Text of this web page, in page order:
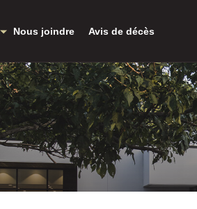
Nous joindre Avis de décès